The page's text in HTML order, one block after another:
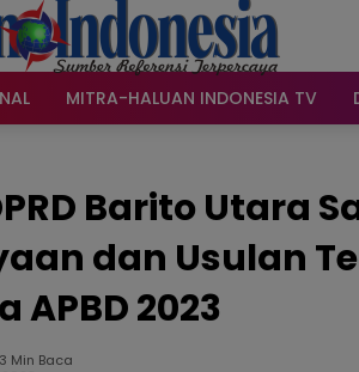
MITRA-HALUAN INDONESIA TV
Barito Utara
dan Usulan
APBD 2023
3 Min Baca